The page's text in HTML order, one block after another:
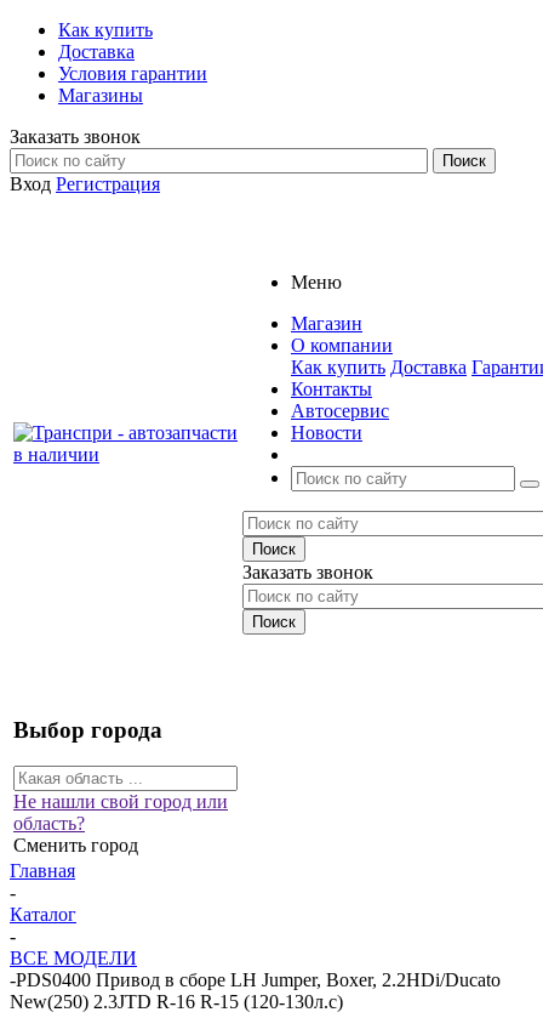
Как купить
Доставка
Условия гарантии
Магазины
Заказать звонок
Вход Регистрация
Меню
Магазин
О компании
Как купить Доставка
Контакты
Автосервис
Новости
Заказать звонок
Выбор города
Не нашли свой город или
область?
Сменить город
Главная
-
Каталог
-
ВСЕ МОДЕЛИ
-PDS0400 Привод в сборе LH Jumper, Boxer, 2.2HDi/Ducato
New(250) 2.3JTD R-16 R-15 (120-130л.с)